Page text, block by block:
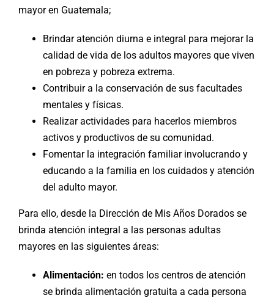
mayor en Guatemala;
Brindar atención diurna e integral para mejorar la
calidad de vida de los adultos mayores que viven
en pobreza y pobreza extrema.
Contribuir a la conservación de sus facultades
mentales y físicas.
Realizar actividades para hacerlos miembros
activos y productivos de su comunidad.
Fomentar la integración familiar involucrando y
educando a la familia en los cuidados y atención
del adulto mayor.
Para ello, desde la Dirección de Mis Años Dorados se
brinda atención integral a las personas adultas
mayores en las siguientes áreas:
Alimentación: en todos los centros de atención
se brinda alimentación gratuita a cada persona